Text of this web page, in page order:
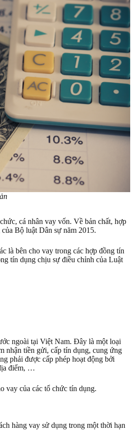
cá nhân vay vốn. Về bản chất, hợp
Bộ luật Dân sự năm 2015.
là bên cho vay trong các hợp đồng tín
tín dụng chịu sự điều chỉnh của Luật
ngoài tại Việt Nam. Đây là một loại
nhận tiền gửi, cấp tín dụng, cung ứng
phải được cấp phép hoạt động bởi
điểm, …
vay của các tổ chức tín dụng.
hàng vay sử dụng trong một thời hạn